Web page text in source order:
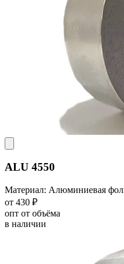
ALU 4550
Материал: Алюминиевая
от 430 ₽
опт от объёма
в наличии